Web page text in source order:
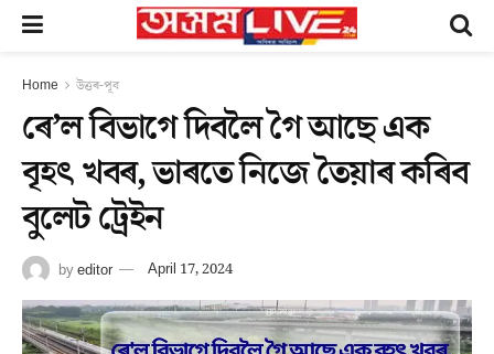
Home উত্তৰ-পূব
ৰে’ল বিভাগে দিবলৈ গৈ আছে এক
বৃহৎ খবৰ, ভাৰতে নিজে তৈয়াৰ কৰিব
বুলেট ট্ৰেইন
byeditor April 17, 2024